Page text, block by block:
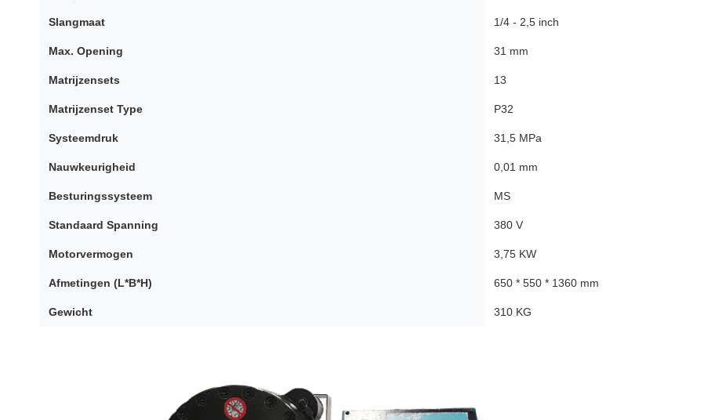
Slangmaat 1/4 - 2,5 inch
Max. Opening 31 mm
Matrijzensets 13
Matrijzenset Type P32
Systeemdruk 31,5 MPa
Nauwkeurigheid 0,01 mm
Besturingssysteem MS
Standaard Spanning 380 V
Motorvermogen 3,75 KW
Afmetingen (L*B*H) 650 * 550 * 1360 mm
Gewicht 310 KG